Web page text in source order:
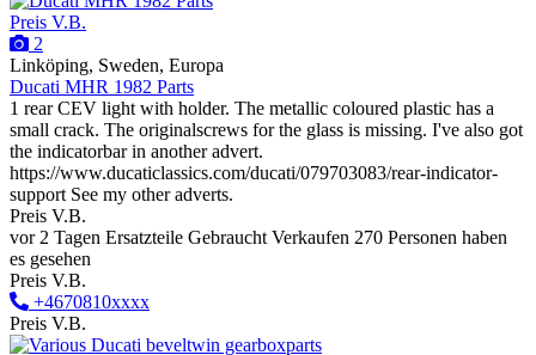
Preis V.B.
2
Linköping, Sweden, Europa
Ducati MHR 1982 Parts
1 rear CEV light with holder. The metallic coloured plastic has a
small crack. The originalscrews for the glass is missing. I've also got
the indicatorbar in another advert.
https://www.ducaticlassics.com/ducati/079703083/rear-indicator-
support See my other adverts.
Preis V.B.
vor 2 Tagen Ersatzteile Gebraucht Verkaufen 270 Personen haben
es gesehen
Preis V.B.
+4670810xxxx
Preis V.B.